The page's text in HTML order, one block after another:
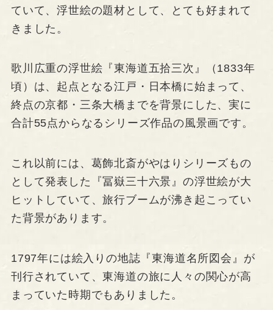
ていて、浮世絵の題材として、とても好まれて
きました。
歌川広重の浮世絵『東海道五拾三次』（1833年
頃）は、起点となる江戸・日本橋に始まって、
終点の京都・三条大橋までを背景にした、実に
合計55点からなるシリーズ作品の風景画です。
これ以前には、葛飾北斎がやはりシリーズもの
として発表した『冨嶽三十六景』の浮世絵が大
ヒットしていて、旅行ブームが沸き起こってい
た背景があります。
1797年には絵入りの地誌『東海道名所図会』が
刊行されていて、東海道の旅に人々の関心が高
まっていた時期でもありました。